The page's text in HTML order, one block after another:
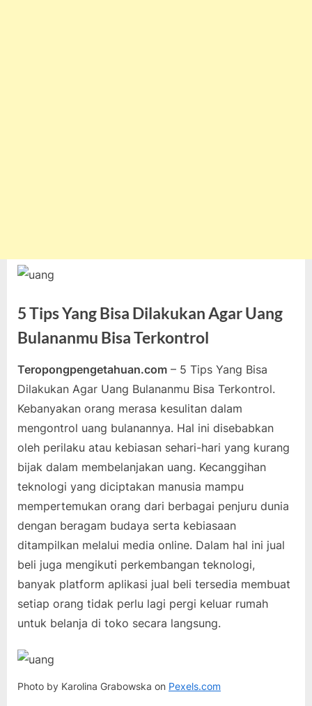
5 Tips Yang Bisa Dilakukan Agar Uang
Bulananmu Bisa Terkontrol
Posted
on
Agustus
25,
2021
Komentarpada
5
Tips
Yang
Agar
Uang
Bulananmu
Bisa
Teropongpengetahuan.com – 5 Tips Yang Bisa
Dilakukan Agar Uang Bulananmu Bisa Terkontrol.
Kebanyakan orang merasa kesulitan dalam
mengontrol uang bulanannya. Hal ini disebabkan
oleh perilaku atau kebiasan sehari-hari yang kurang
bijak dalam membelanjakan uang. Kecanggihan
teknologi yang diciptakan manusia mampu
mempertemukan orang dari berbagai penjuru dunia
dengan beragam budaya serta kebiasaan
ditampilkan melalui media online. Dalam hal ini jual
beli juga mengikuti perkembangan teknologi,
banyak platform aplikasi jual beli tersedia membuat
setiap orang tidak perlu lagi pergi keluar rumah
untuk belanja di toko secara langsung.
Photo by Karolina Grabowska on Pexels.com